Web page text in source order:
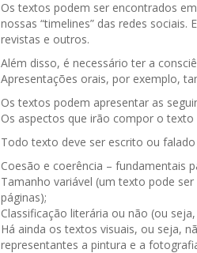
Os textos podem ser encontrados
nossas “timelines” das redes
revistas e outros.
Além disso, é necessário ter a
Apresentações orais, por exemplo,
Os textos podem apresentar as
Os aspectos que irão compor o
Todo texto deve ser escrito ou
Coesão e coerência – fundamentais
Tamanho variável (um texto pode
páginas);
Classificação literária ou não (ou
Há ainda os textos visuais, ou seja,
representantes a pintura e a